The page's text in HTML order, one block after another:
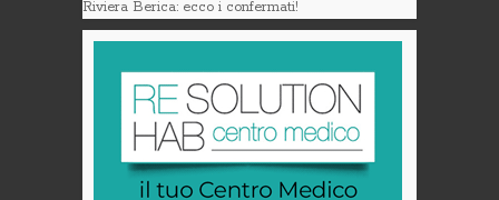
Riviera Berica: ecco i confermati!